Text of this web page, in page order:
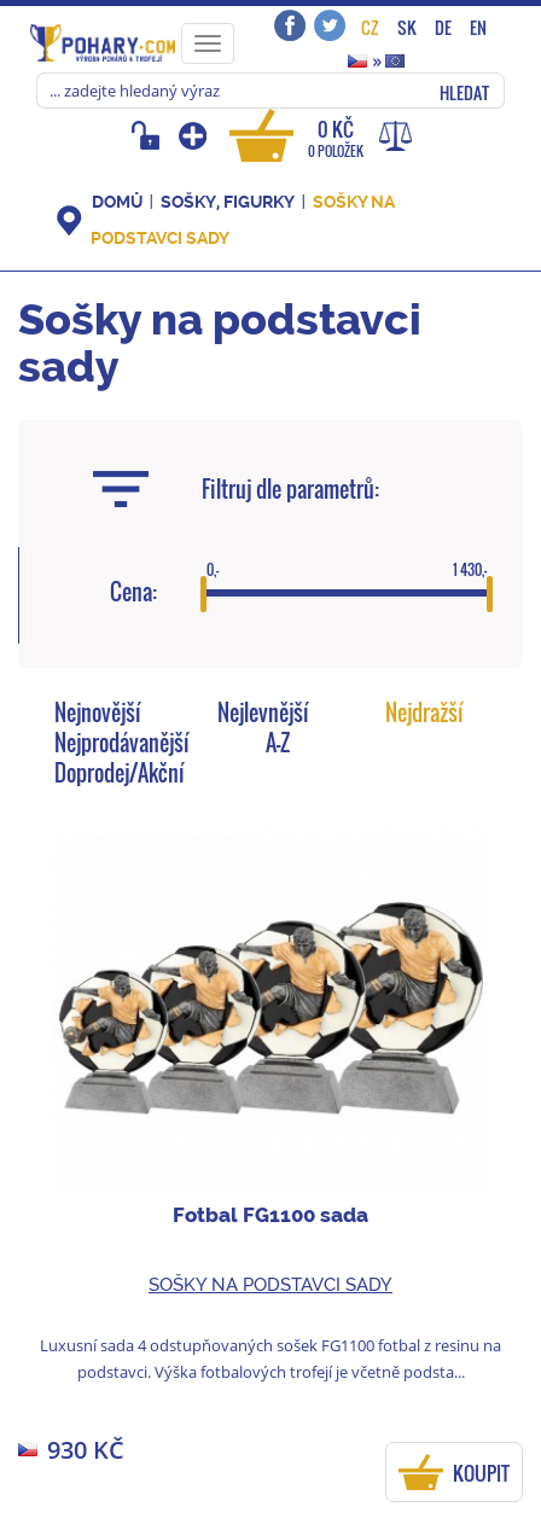
Toggle
navigation
CZ SK DE
EN
»
HLEDAT
0 KČ
0 POLOŽEK
DOMŮ SOŠKY, FIGURKY
SOŠKY NA
PODSTAVCI SADY
Sošky na podstavci
sady
Filtruj dle parametrů:
Cena:
0,- 1 430,-
Nejnovější Nejlevnější
Nejdražší
Nejprodávanější
A-Z
Doprodej/Akční
Fotbal FG1100 sada
SOŠKY NA PODSTAVCI SADY
Luxusní sada 4 odstupňovaných sošek FG1100 fotbal z resinu na
podstavci. Výška fotbalových trofejí je včetně podsta...
930 KČ
KOUPIT